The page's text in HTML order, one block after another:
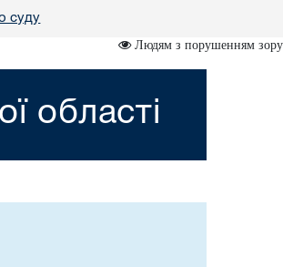
суду
Людям з порушенням зору
області